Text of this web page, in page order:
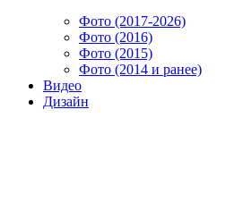
Фото (2017-2026)
Фото (2016)
Фото (2015)
Фото (2014 и ранее)
Видео
Дизайн